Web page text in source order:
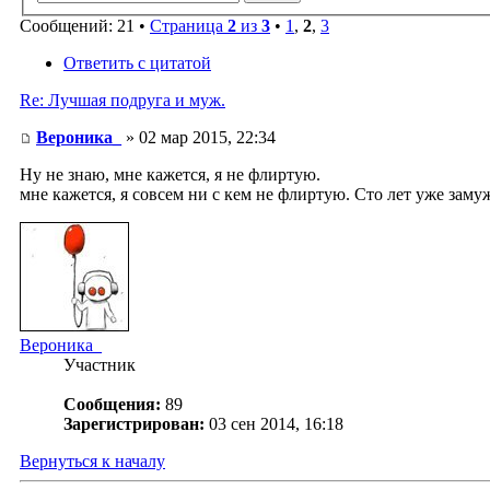
Сообщений: 21 • Страница 2 из 3 • 1 , 2, 3
Ответить с цитатой
Re: Лучшая подруга и муж.
Вероника_
» 02 мар 2015, 22:34
Ну не знаю, мне кажется, я не флиртую.
мне кажется, я совсем ни с кем не флиртую. Сто лет уже
Вероника_
Участник
Сообщения: 89
Зарегистрирован: 03 сен 2014, 16:18
Вернуться к началу